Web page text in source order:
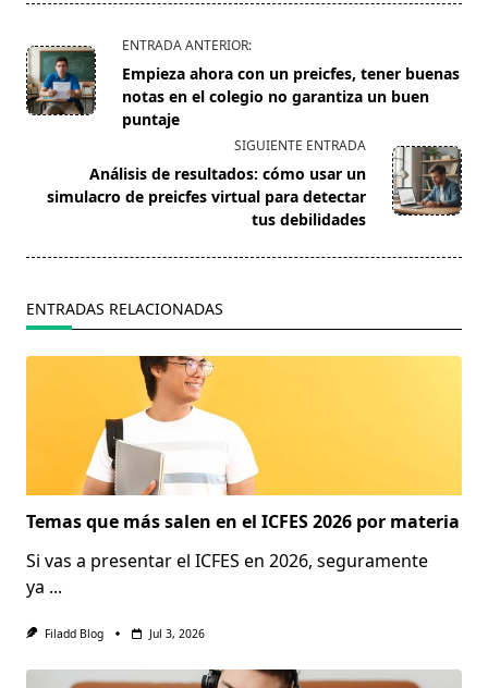
<span
class="nav-
subtitle
screen-
text">Página</span>
ENTRADA ANTERIOR:
Empieza ahora con un preicfes, tener buenas
notas en el colegio no garantiza un buen
puntaje
SIGUIENTE ENTRADA
Análisis de resultados: cómo usar un
simulacro de preicfes virtual para detectar
tus debilidades
ENTRADAS RELACIONADAS
Temas que más salen en el ICFES 2026 por materia
Si vas a presentar el ICFES en 2026, seguramente
ya ...
Filadd Blog Jul 3, 2026